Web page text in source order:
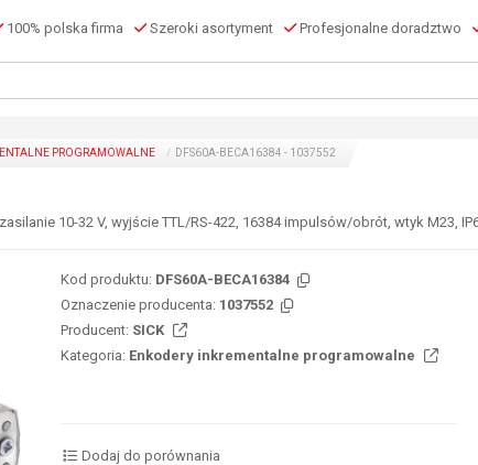
100% polska firma Szeroki asortyment Profesjonalne doradztwo
PROGRAMOWALNE DFS60A-BECA16384 - 1037552
10-32 V, wyjście TTL/RS-422, 16384 impulsów/obrót, wtyk M23,
Kod produktu: DFS60A-BECA16384
Oznaczenie producenta: 1037552
Producent: SICK
Kategoria: Enkodery inkrementalne programowalne
Dodaj do porównania